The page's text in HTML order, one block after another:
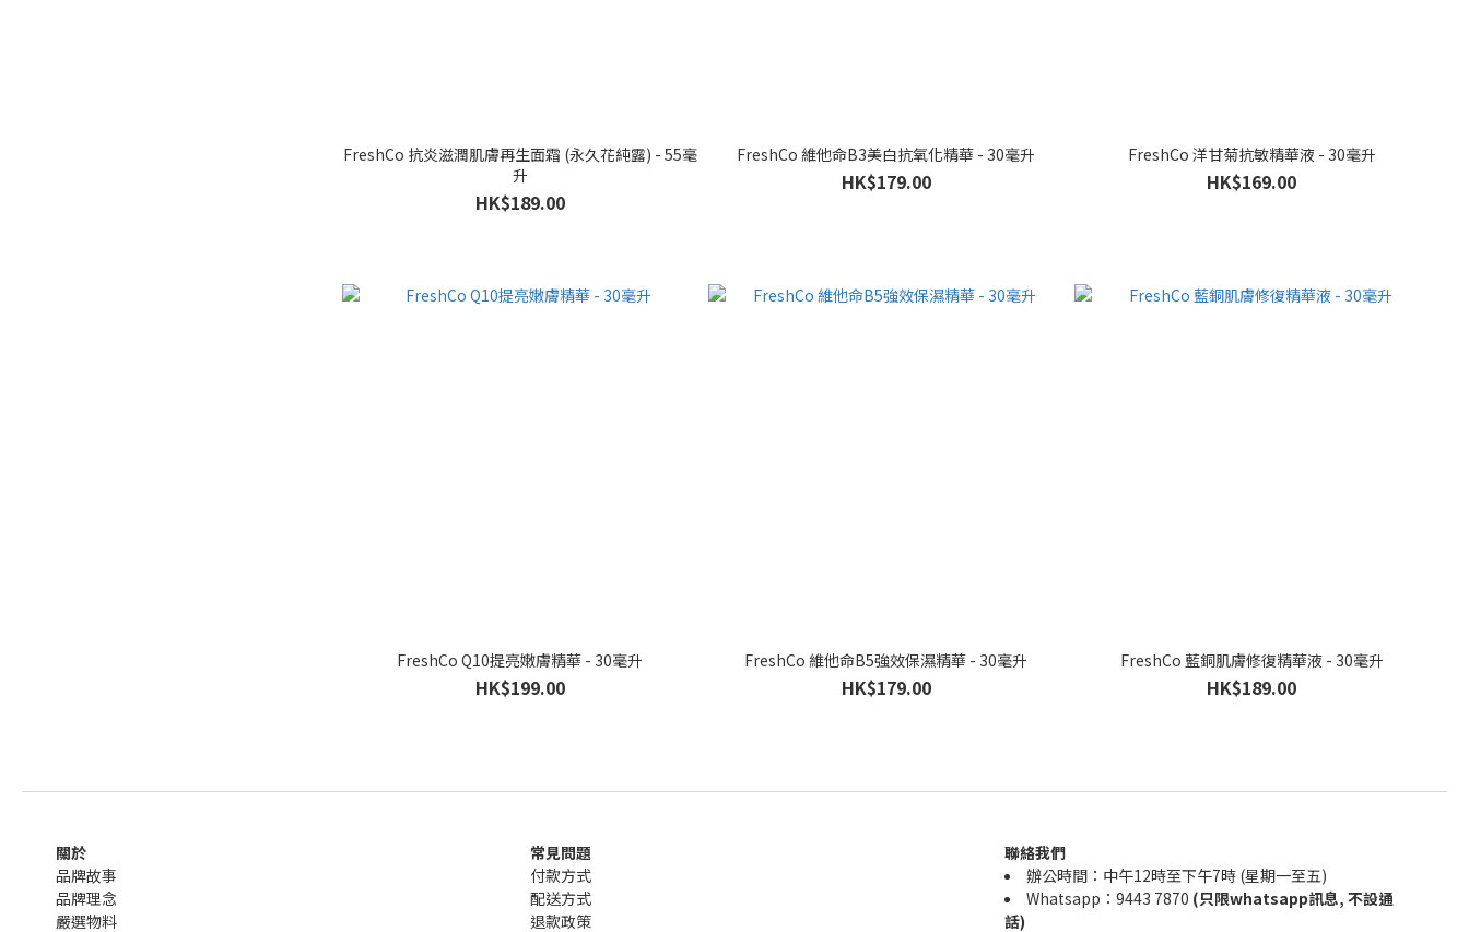
FreshCo 抗炎滋潤肌膚再生面霜 (永久花純露) - 55毫
升
HK$189.00
FreshCo 維他命B3美白抗氧化精華 - 30毫升
HK$179.00
FreshCo 洋甘菊抗敏精華液 - 30毫升
HK$169.00
FreshCo Q10提亮嫩膚精華 - 30毫升
HK$199.00
FreshCo 維他命B5強效保濕精華 - 30毫升
HK$179.00
FreshCo 藍銅肌膚修復精華液 - 30毫升
HK$189.00
關於
品牌故事
品牌理念
嚴選物料
常見問題
付款方式
配送方式
退款政策
聯絡我們
辦公時間：中午12時至下午7時 (星期一至五)
Whatsapp：9443 7870 (只限whatsapp訊息, 不設通
話)